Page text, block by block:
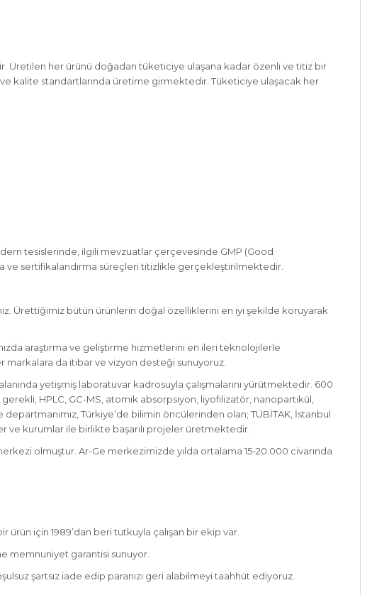
Üretilen her ürünü doğadan tüketiciye ulaşana kadar özenli ve titiz bir
kalite standartlarında üretime girmektedir. Tüketiciye ulaşacak her
tesislerinde, ilgili mevzuatlar çerçevesinde GMP (Good
ve sertifikalandırma süreçleri titizlikle gerçekleştirilmektedir.
Ürettiğimiz bütün ürünlerin doğal özelliklerini en iyi şekilde koruyarak
araştırma ve geliştirme hizmetlerini en ileri teknolojilerle
da itibar ve vizyon desteği sunuyoruz.
yetişmiş laboratuvar kadrosuyla çalışmalarını yürütmektedir. 600
HPLC, GC-MS, atomik absorpsiyon, liyofilizatör, nanopartikül,
Türkiye’de bilimin öncülerinden olan; TÜBİTAK, İstanbul
ve kurumlar ile birlikte başarılı projeler üretmektedir.
olmuştur. Ar-Ge merkezimizde yılda ortalama 15-20.000 civarında
için 1989’dan beri tutkuyla çalışan bir ekip var.
memnuniyet garantisi sunuyor.
şartsız iade edip paranızı geri alabilmeyi taahhüt ediyoruz.